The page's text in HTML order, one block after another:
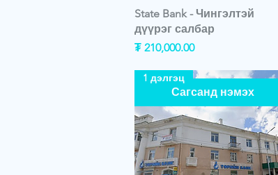
State Bank - Чингэлтэй
дүүрэг салбар
Price
₮ 210,000.00
Сагсанд нэмэх
1 дэлгэц